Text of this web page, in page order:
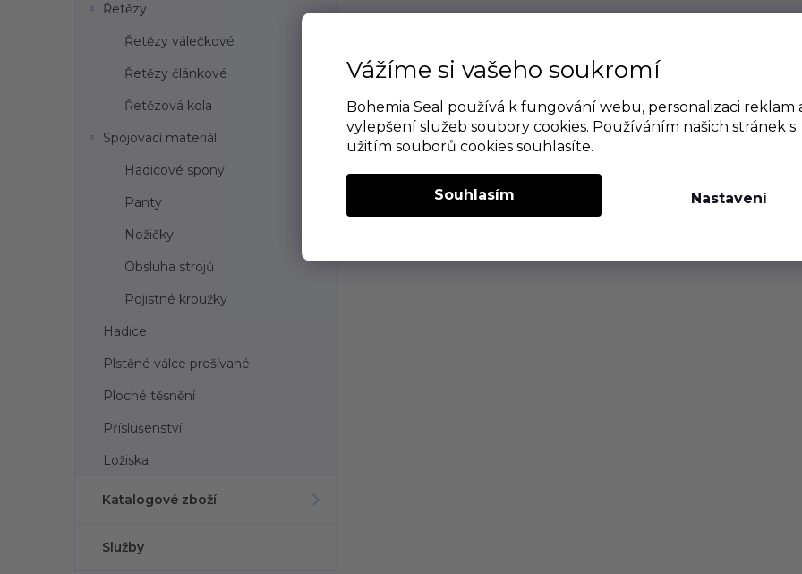
Vážíme si vašeho soukromí
Bohemia Seal používá k fungování webu, personalizaci reklam
vylepšení služeb soubory cookies. Používáním našich stránek s
užitím souborů cookies souhlasíte.
Nastavení
Souhlasím
Řetězy
Řetězy válečkové
Řetězy článkové
Řetězová kola
Spojovací materiál
Hadicové spony
Panty
Nožičky
Obsluha strojů
Pojistné kroužky
Hadice
Plstěné válce prošívané
Ploché těsnění
Příslušenství
Ložiska
Katalogové zboží
Služby